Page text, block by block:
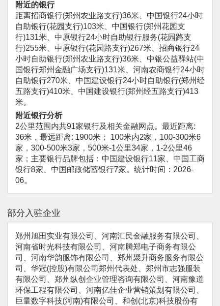
附近的银行
距离招商银行(郑州农业路支行)36米、中国银行24小时
自助银行(花园支行)103米、中国银行(郑州花园支
行)131米、中原银行24小时自助银行服务(花园路支
行)255米、中原银行(花园路支行)267米、招商银行24
小时自助银行(郑州农业路支行)36米、中银公益驿站(中
国银行郑州金融广场支行)131米、河南农商银行24小时
自助银行270米、中国建设银行24小时自助银行(郑州经
五路支行)410米、中国建设银行(郑州经五路支行)413
米。
附近银行分析
2公里范围内共91家银行及相关金融网点。最近距离:
36米，最远距离: 1900米； 100米内2家，100-300米6
家，300-500米3家，500米-1公里34家，1-2公里46
家；主要银行品牌包括：中国建设银行11家、中国工商
银行8家、中国邮政储蓄银行7家。统计时间：2026-
06。
部分入驻企业
郑州旭田实业有限公司、河南汇民金融服务有限公司、
河南省时光科技有限公司、河南腾郑电子商务有限公
司、河南华韵服饰有限公司、郑州聚升商务服务有限公
司、华冠(控股)有限公司郑州代表处、郑州市志强服装
有限公司、郑州纵创企业管理咨询有限公司、河南豫道
环保工程有限公司、河南亿佳企业营销策划有限公司、
巨量数字科技(河南)有限公司、和创(北京)科技股份有